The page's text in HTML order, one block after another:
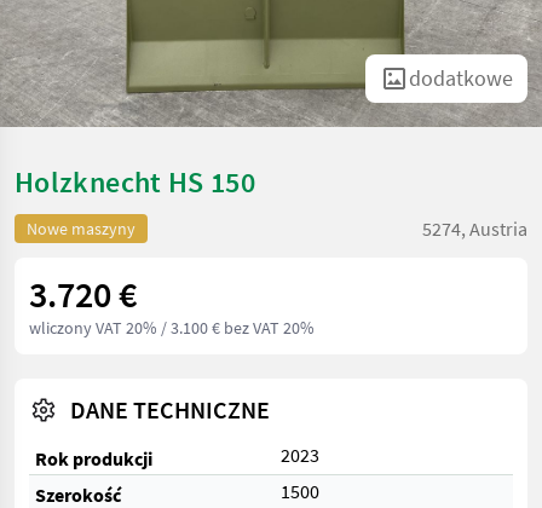
dodatkowe
Holzknecht HS 150
Nowe maszyny 5274, Austria
3.720 €
wliczony VAT 20% / 3.100 € bez VAT 20%
DANE TECHNICZNE
Rok produkcji
2023
Szerokość
1500